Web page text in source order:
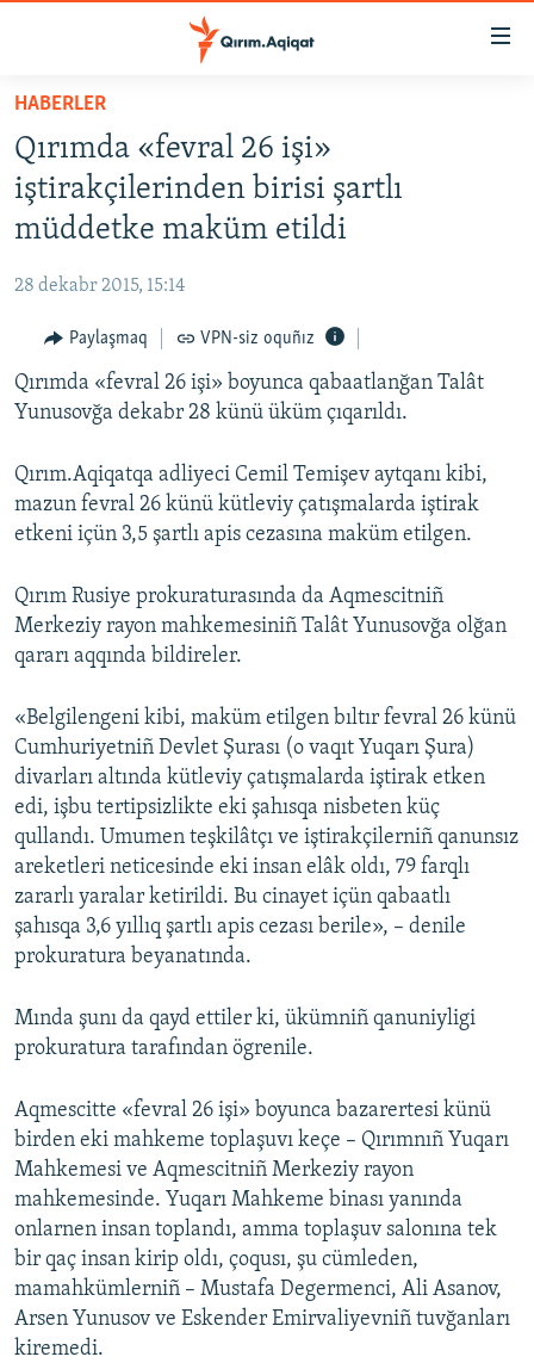
Esas
qaytmaq
Baş
navigatsiyağa
qaytmaq
Qıdıruvğa
HABERLER
SİYASET
İQTİSADİYAT
MEDENİYET
İNSAN AQLARI
VİDEO
BLOGLAR
FİKİR
Українською
RFE/RS bütün saytları
HABERLER
Qırımda «fevral 26 işi»
iştirakçilerinden birisi şartlı
müddetke maküm etildi
28 dekabr 2015, 15:14
Paylaşmaq VPN-siz oquñız
Qırımda «fevral 26 işi» boyunca qabaatlanğan Talât
Yunusovğa dekabr 28 künü üküm çıqarıldı.
Qırım.Aqiqatqa adliyeci Cemil Temişev aytqanı kibi,
mazun fevral 26 künü kütleviy çatışmalarda iştirak
etkeni içün 3,5 şartlı apis cezasına maküm etilgen.
Qırım Rusiye prokuraturasında da Aqmescitniñ
Merkeziy rayon mahkemesiniñ Talât Yunusovğa olğan
qararı aqqında bildireler.
«Belgilengeni kibi, maküm etilgen bıltır fevral 26 künü
Cumhuriyetniñ Devlet Şurası (o vaqıt Yuqarı Şura)
divarları altında kütleviy çatışmalarda iştirak etken
edi, işbu tertipsizlikte eki şahısqa nisbeten küç
qullandı. Umumen teşkilâtçı ve iştirakçilerniñ qanunsız
areketleri neticesinde eki insan elâk oldı, 79 farqlı
zararlı yaralar ketirildi. Bu cinayet içün qabaatlı
şahısqa 3,6 yıllıq şartlı apis cezası berile», – denile
prokuratura beyanatında.
Mında şunı da qayd ettiler ki, ükümniñ qanuniyligi
prokuratura tarafından ögrenile.
Aqmescitte «fevral 26 işi» boyunca bazarertesi künü
birden eki mahkeme toplaşuvı keçe – Qırımnıñ Yuqarı
Mahkemesi ve Aqmescitniñ Merkeziy rayon
mahkemesinde. Yuqarı Mahkeme binası yanında
onlarnen insan toplandı, amma toplaşuv salonına tek
bir qaç insan kirip oldı, çoqusı, şu cümleden,
mamahkümlerniñ – Mustafa Degermenci, Ali Asanov,
Arsen Yunusov ve Eskender Emirvaliyevniñ tuvğanları
kiremedi.